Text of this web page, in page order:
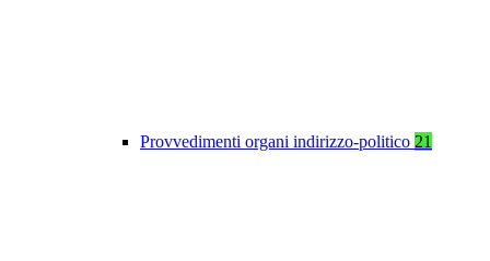
Provvedimenti organi indirizzo-politico 21